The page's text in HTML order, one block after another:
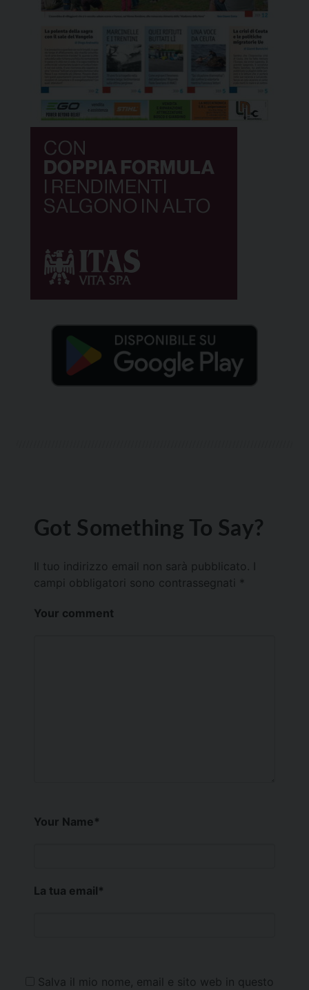
Got Something To Say?
Il tuo indirizzo email non sarà pubblicato.
campi obbligatori sono contrassegnati *
Your comment
Your Name*
La tua email*
Salva il mio nome, email e sito web in questo